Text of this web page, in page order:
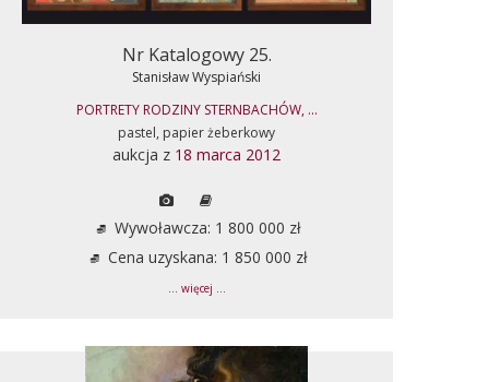
Nr Katalogowy 25.
Stanisław Wyspiański
PORTRETY RODZINY STERNBACHÓW, ...
pastel, papier żeberkowy
aukcja z 18 marca 2012
Wywoławcza: 1 800 000 zł
Cena uzyskana: 1 850 000 zł
... więcej ...